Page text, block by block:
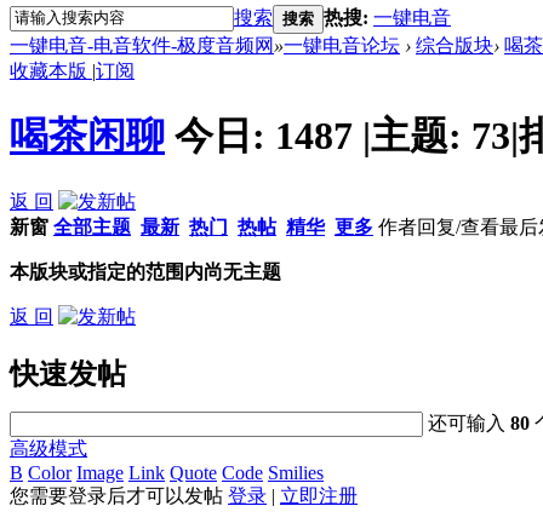
搜索 搜索 热搜: 一键电音
一键电音-电音软件-极度音频网 »一键电音论坛 › 综合版块› 喝
收藏本版 |订阅
喝茶闲聊 今日: 1487 |主题: 73|
返 回
新窗 全部主题 最新 热门 热帖 精华 更多 作者回复/查看最后
本版块或指定的范围内尚无主题
返 回
快速发帖
还可输入80
高级模式
B Color Image Link Quote Code Smilies
您需要登录后才可以发帖 登录 | 立即注册